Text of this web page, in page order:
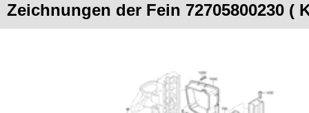
Zeichnungen der Fein 72705800230 (